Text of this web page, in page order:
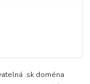
.sk doména